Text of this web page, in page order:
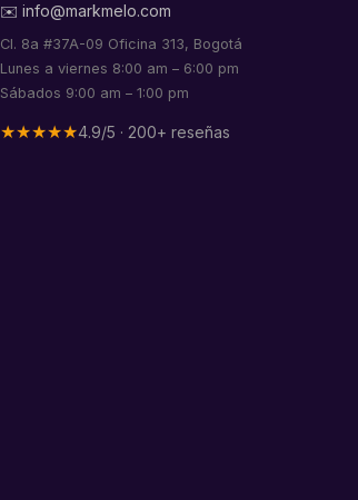
✉️ info@markmelo.com
Cl. 8a #37A-09 Oficina 313, Bogotá
Lunes a viernes 8:00 am – 6:00 pm
Sábados 9:00 am – 1:00 pm
★★★★★4.9/5 · 200+ reseñas